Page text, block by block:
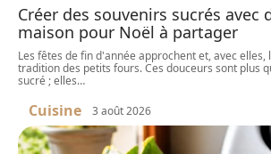
Créer des souvenirs sucrés avec
maison pour Noël à partager
Les fêtes de fin d'année approchent et, avec
tradition des petits fours. Ces douceurs sont plus
sucré ; elles…
Cuisine 3 août 2026